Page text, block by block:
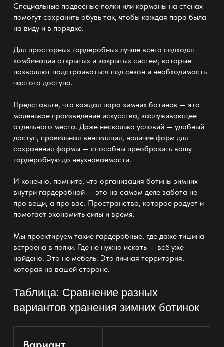
Специальные подвесные полки или карманы на стенах
помогут сохранить обувь так, чтобы каждая пара была
на виду и в порядке.
Для просторных гардеробныхлучше всего подходят
комбинации открытых и закрытых систем, которые
позволяют подстраиваться под сезон и необходимость
частого доступа.
Представьте, что каждая пара зимних ботинок — это
маленькое произведение искусства, заслуживающее
отдельного места. Даже несколько условий — удобный
доступ, правильная вентиляция, наличие форм для
сохранения формы — способны преобразить вашу
гардеробнуюдо неузнаваемости.
И конечно, помните, что организация ботины зимних
внутри гардеробной — это на самом деле забота не
про вещи, а про вас. Пространство, которое радует и
помогает экономить силы и время.
Мы проектируем такие гардеробные, где даже тишина
встроена в полки. Где не нужно искать — всё уже
найдено. Это не мебель. Это личная территория,
которая на вашей стороне.
Таблица: Сравнение разных
вариантов хранения зимних ботинок